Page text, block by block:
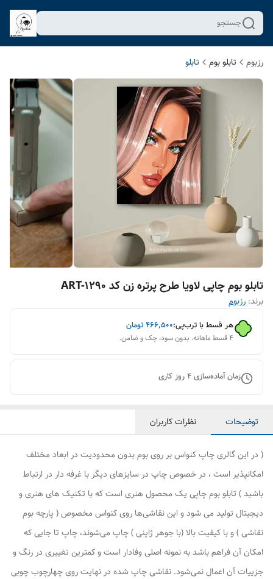
جستجو
رزبوم تابلو بوم تابلو
تابلو بوم چاپی لاویا طرح پرتره زن کد ART-1290
برند: رزبوم
هر قسط با ترب‌پی:۴۶۶٬۵۰۰تومان
۴ قسط ماهانه. بدون سود، چک و ضامن.
زمان آماده‌سازی4روز کاری
توضیحات نظرات کاربران
( در این گالری چاپ کنواس بر روی بوم بدون محدودیت در ابعاد مختلف
امکانپذیر است ، در خصوص چاپ در سایزهای دیگر با غرفه دار در ارتباط
باشید ) تابلو بوم چاپی یک محصول هنری است که با تکنیک های هنری و
دیجیتال تولید می شود و این نقاشی‌ها روی کنواس مخصوص ( پارچه بوم
نقاشی ) و با کیفیت بالا (با جوهر ژاپنی ) چاپ می‌شوند، چاپ تا جایی که
امکان آن فراهم باشد به نمونه اصلی وفادار است و کمترین تغییری در رنگ و
جزییات آن اعمال نمی‌شود. نقاشی چاپ شده در نهایت روی چهارچوب چوبی